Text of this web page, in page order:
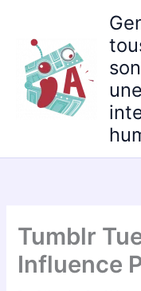
contenu
Tumblr
Influence